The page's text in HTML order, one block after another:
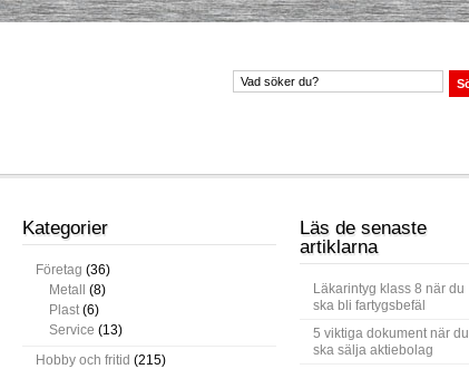
Kategorier
Företag (36)
Metall
(8)
Plast(6)
Service (13)
Hobby och fritid (215)
Läs de senaste
artiklarna
Läkarintyg klass 8 när du
ska bli fartygsbefäl
5 viktiga dokument när du
ska sälja aktiebolag